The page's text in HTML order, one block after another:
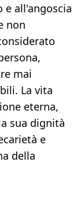
e all'angoscia
non
mai
La vita
eterna,
sua dignità
e
della